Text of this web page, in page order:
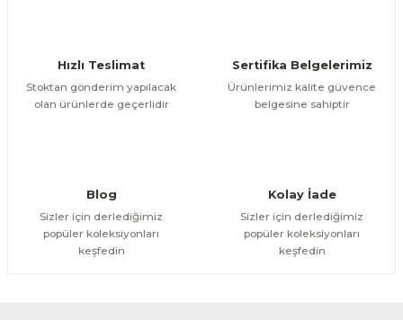
Bu ürüne benzer farklı alternatifler olmalı.
Hızlı Teslimat
Stoktan gönderim yapılacak
olan ürünlerde geçerlidir
Sertifika Belgelerimiz
Ürünlerimiz kalite güvence
belgesine sahiptir
Blog
Sizler için derlediğimiz
popüler koleksiyonları
keşfedin
Kolay İade
Sizler için derlediğimiz
popüler koleksiyonları
keşfedin